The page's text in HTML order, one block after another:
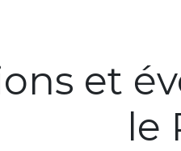
et
le